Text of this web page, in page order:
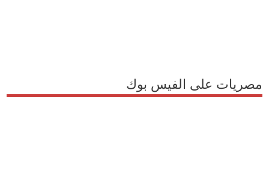
مصريات على الفيس بوك